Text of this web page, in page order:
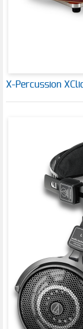
X-Percussion